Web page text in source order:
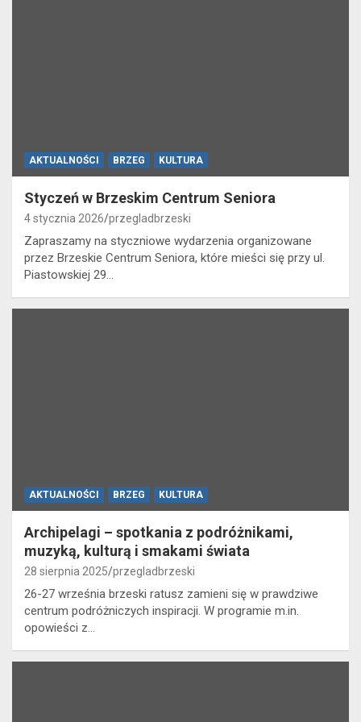
AKTUALNOŚCI BRZEG KULTURA
Styczeń w Brzeskim Centrum Seniora
4 stycznia 2026 przegladbrzeski
Zapraszamy na styczniowe wydarzenia organizowane
przez Brzeskie Centrum Seniora, które mieści się przy ul.
Piastowskiej 29…
AKTUALNOŚCI BRZEG KULTURA
Archipelagi – spotkania z podróżnikami,
muzyką, kulturą i smakami świata
28 sierpnia 2025 przegladbrzeski
26-27 września brzeski ratusz zamieni się w prawdziwe
centrum podróżniczych inspiracji. W programie m.in.
opowieści z…